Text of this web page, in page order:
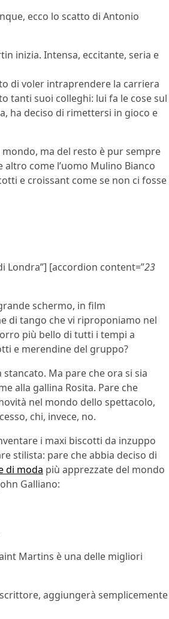
ecco lo scatto di Antonio
inizia. Intensa, eccitante, seria e
di voler intraprendere la carriera
tanti suoi colleghi: lui fa le cose sul
ha deciso di rimettersi in gioco e
ma del resto è pur sempre
come l’uomo Mulino Bianco
e croissant come se non ci fosse
Londra”] [accordion content=”23
schermo, in film
di tango che vi riproponiamo nel
più bello di tutti i tempi a
e merendine del gruppo?
Ma pare che ora si sia
alla gallina Rosita. Pare che
nel mondo dello spettacolo,
chi, invece, no.
i maxi biscotti da inzuppo
stilista: pare che abbia deciso di
di moda più apprezzate del mondo
Galliano:
Martins è una delle migliori
aggiungerà semplicemente